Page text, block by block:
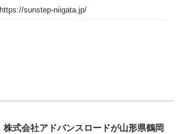
https://sunstep-niigata.jp/
株式会社アドバンスロードが山形県鶴岡